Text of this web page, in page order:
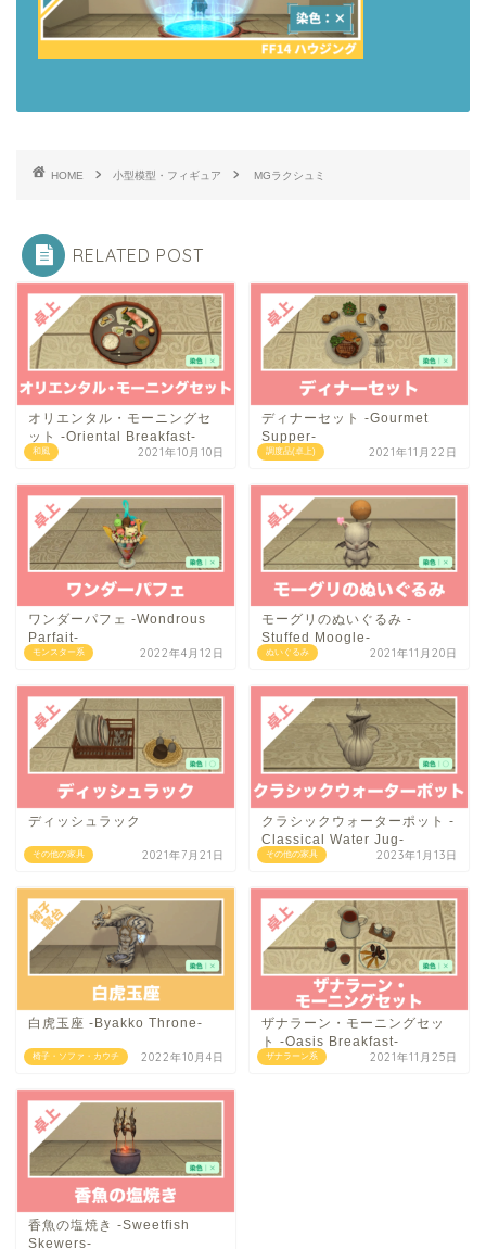
HOME 小型模型・フィギュア MGラクシュミ
RELATED POST
和風
オリエンタル・モーニングセ
ット -Oriental Breakfast-
2021年10月10日 調度品(卓上)
ディナーセット -Gourmet
Supper-
2021年11月22日
モンスター系
ワンダーパフェ -Wondrous
Parfait-
2022年4月12日 ぬいぐるみ
モーグリのぬいぐるみ -
Stuffed Moogle-
2021年11月20日
その他の家具
ディッシュラック
2021年7月21日 その他の家具
クラシックウォーターポット -
Classical Water Jug-
2023年1月13日
椅子・ソファ・カウチ
白虎玉座 -Byakko Throne-
2022年10月4日 ザナラーン系
ザナラーン・モーニングセッ
ト -Oasis Breakfast-
2021年11月25日
香魚の塩焼き -Sweetfish
Skewers-